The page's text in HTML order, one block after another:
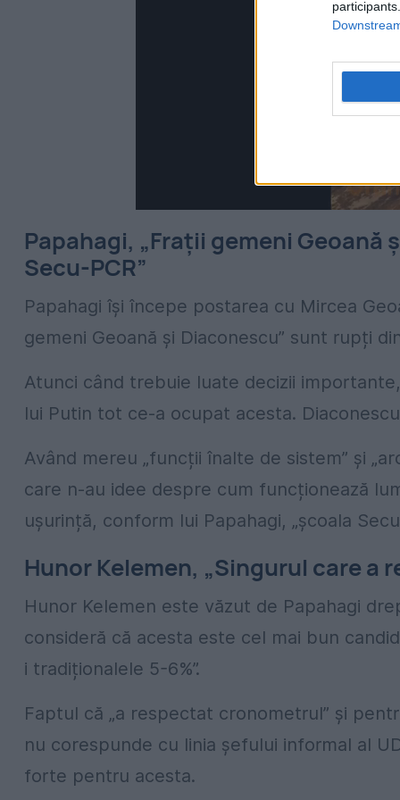
Papahagi, „Frații gemeni Geoană
Secu-PCR”
Papahagi își începe postarea cu Mircea
gemeni Geoană și Diaconescu” sunt rupți
Atunci când trebuie luate decizii
lui Putin tot ce-a ocupat acesta.
Având mereu „funcții înalte de sistem” și
care n-au idee despre cum funcționează
ușurință, conform lui Papahagi, „școala
Hunor Kelemen, „Singurul care a
Hunor Kelemen este văzut de Papahagi
consideră că acesta este cel mai bun
i tradiționalele 5-6%”.
Faptul că „a respectat cronometrul” și
nu corespunde cu linia șefului informal al
forte pentru acesta.